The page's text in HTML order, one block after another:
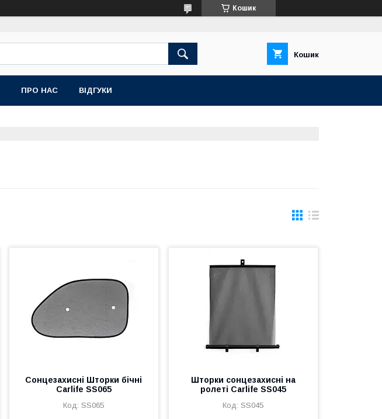
Кошик
Кошик
ПРО НАС ВІДГУКИ
Сонцезахисні Шторки бічні
Carlife SS065
SS065
Шторки сонцезахисні на
ролеті Carlife SS045
SS045